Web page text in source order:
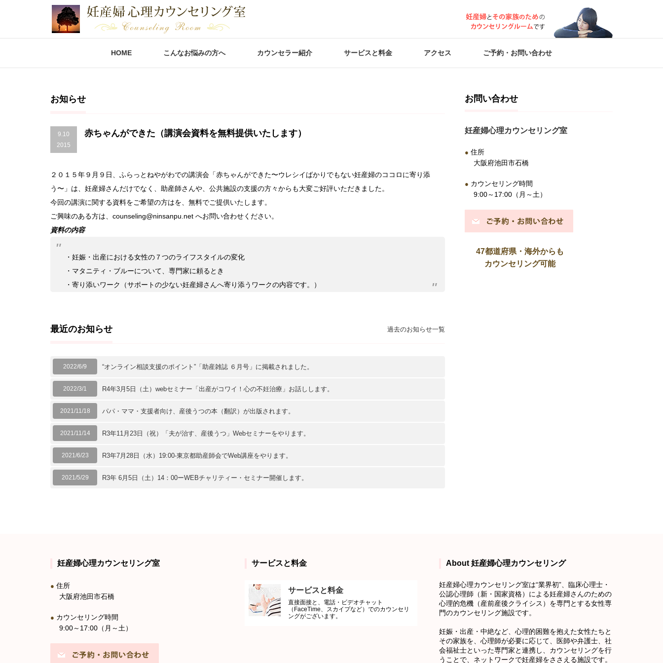
HOME こんなお悩みの方へ カウンセラー紹介 サービスと料金 アクセス ご予約・お問い合わせ
お知らせ
9.10
2015
赤ちゃんができた（講演会資料を無料提供いたします）
２０１５年９月９日、ふらっとねやがわでの講演会「赤ちゃんができた〜ウレシイばかりでもない妊産婦のココロに寄り添
う〜」は、妊産婦さんだけでなく、助産師さんや、公共施設の支援の方々からも大変ご好評いただきました。
今回の講演に関する資料をご希望の方はを、無料でご提供いたします。
ご興味のある方は、counseling@ninsanpu.net へお問い合わせください。
資料の内容
・妊娠・出産における女性の７つのライフスタイルの変化
・マタニティ・ブルーについて、専門家に頼るとき
・寄り添いワーク（サポートの少ない妊産婦さんへ寄り添うワークの内容です。）
最近のお知らせ
2022/6/9 “オンライン相談支援のポイント”「助産雑誌 ６月号」に掲載されました。
2022/3/1 R4年3月5日（土）webセミナー「出産がコワイ！心の不妊治療」お話しします。
2021/11/18 パパ・ママ・支援者向け、産後うつの本（翻訳）が出版されます。
2021/11/14 R3年11月23日（祝）「夫が治す、産後うつ」Webセミナーをやります。
2021/6/23 R3年7月28日（水）19:00-東京都助産師会でWeb講座をやります。
2021/5/29 R3年 6月5日（土）14：00ーWEBチャリティー・セミナー開催します。
過去のお知らせ一覧
お問い合わせ
妊産婦心理カウンセリング室
● 住所
大阪府池田市石橋
● カウンセリング時間
9:00～17:00（月～土）
47都道府県・海外からも
カウンセリング可能
妊産婦心理カウンセリング室
● 住所
大阪府池田市石橋
● カウンセリング時間
9:00～17:00（月～土）
サービスと料金
サービスと料金
直接面接と、電話・ビデオチャット
（FaceTime、スカイプなど）でのカウンセリ
ングがございます。
About 妊産婦心理カウンセリング
妊産婦心理カウンセリング室は“業界初”、臨床心理士・
公認心理師（新・国家資格）による妊産婦さんのための
心理的危機（産前産後クライシス）を専門とする女性専
門のカウンセリング施設です。
妊娠・出産・中絶など、心理的困難を抱えた女性たちと
その家族を、心理師が必要に応じて、医師や弁護士、社
会福祉士といった専門家と連携し、カウンセリングを行
うことで、ネットワークで妊産婦をささえる施設です。